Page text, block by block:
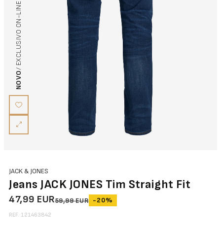
NOVO
/ EXCLUSIVO ON-LINE
JACK & JONES
Jeans JACK JONES Tim Straight Fit
47,99 EUR59,99 EUR -20%
REF. 121463842